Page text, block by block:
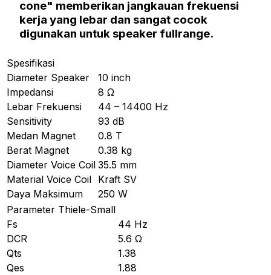
cone" memberikan jangkauan frekuensi
kerja yang lebar dan sangat cocok
digunakan untukspeaker fullrange.
Spesifikasi
Diameter Speaker
10 inch
Impedansi
8 Ω
Lebar Frekuensi
44 – 14400 Hz
Sensitivity
93 dB
Medan Magnet
0.8 T
Berat Magnet
0.38 kg
Diameter Voice Coil 35.5 mm
Material Voice Coil Kraft SV
Daya Maksimum
250 W
Parameter Thiele-Small
Fs
44 Hz
DCR
5.6 Ω
Qts
1.38
Qes
1.88